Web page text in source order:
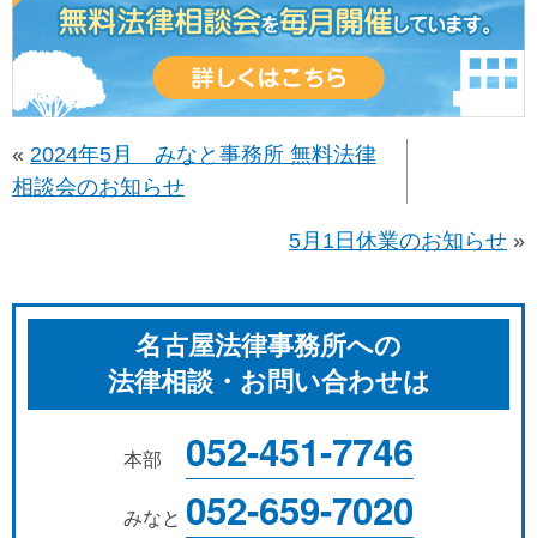
« 2024年5月 みなと事務所 無料法律
相談会のお知らせ
5月1日休業のお知らせ »
名古屋法律事務所への
法律相談・お問い合わせは
本部 052-451-7746
みなと 052-659-7020